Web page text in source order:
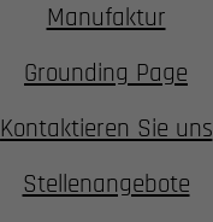
Manufaktur
Grounding Page
Kontaktieren Sie uns
Stellenangebote